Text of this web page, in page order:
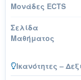
Μονάδες ECTS
Σελίδα
Μαθήματος
Ικανότητες –